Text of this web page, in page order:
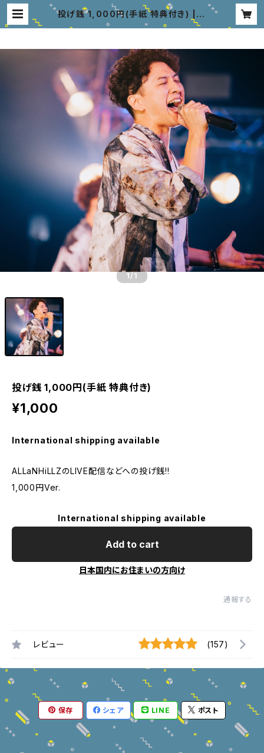
投げ銭 1,000円(手紙 特典付き) | A
LLaNHiLLZ Web Shop
1 /1
投げ銭 1,000円(手紙 特典付き)
¥1,000
International shipping available
ALLaNHiLLZのLIVE配信などへの投げ銭!!
1,000円Ver.
International shipping available
Add to cart
日本国内にお住まいの方向け
通報する
レビュー (157)
保存 シェア LINE ポスト